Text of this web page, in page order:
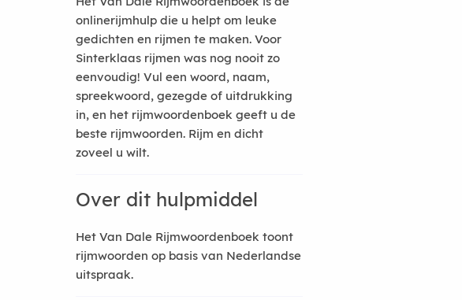
onlinerijmhulp die u helpt om leuke
gedichten en rijmen te maken. Voor
Sinterklaas rijmen was nog nooit zo
eenvoudig! Vul een woord, naam,
spreekwoord, gezegde of uitdrukking
in, en het rijmwoordenboek geeft u de
beste rijmwoorden. Rijm en dicht
zoveel u wilt.
Over dit hulpmiddel
Het Van Dale Rijmwoordenboek toont
rijmwoorden op basis van Nederlandse
uitspraak.